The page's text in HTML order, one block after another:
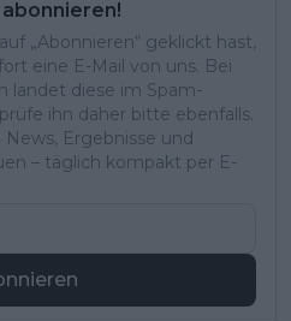
„Abonnieren“ geklickt hast,
eine E-Mail von uns. Bei
landet diese im Spam-
ihn daher bitte ebenfalls.
Ergebnisse und
– täglich kompakt per E-